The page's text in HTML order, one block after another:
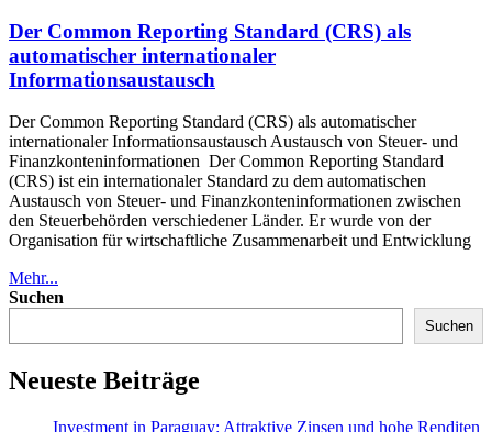
Der Common Reporting Standard (CRS) als
automatischer internationaler
Informationsaustausch
Der Common Reporting Standard (CRS) als automatischer
internationaler Informationsaustausch Austausch von Steuer- und
Finanzkonteninformationen Der Common Reporting Standard
(CRS) ist ein internationaler Standard zu dem automatischen
Austausch von Steuer- und Finanzkonteninformationen zwischen
den Steuerbehörden verschiedener Länder. Er wurde von der
Organisation für wirtschaftliche Zusammenarbeit und Entwicklung
Mehr...
Suchen
Suchen
Neueste Beiträge
Investment in Paraguay: Attraktive Zinsen und hohe Renditen